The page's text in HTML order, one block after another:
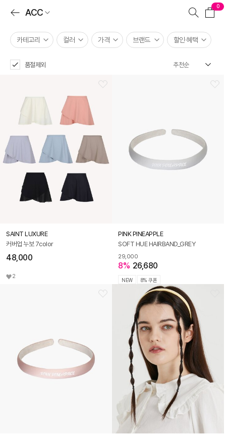
ACC
0
카테고리 컬러 가격 브랜드 할인·혜택
품절제외
SAINT LUXURE
커버업 누보 7color
48,000
2
PINK PINEAPPLE
SOFT HUE HAIRBAND_GREY
29,000
8% 26,680
NEW 8% 쿠폰